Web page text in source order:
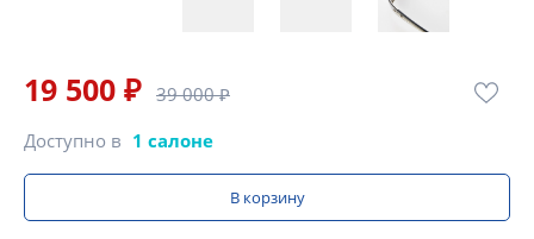
19 500 ₽ 39 000 ₽
Доступно в 1 салоне
В корзину